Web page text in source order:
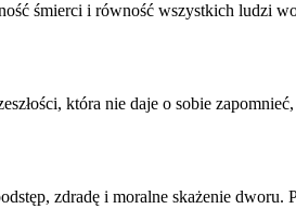
śmierci i równość wszystkich ludzi
która nie daje o sobie
zdradę i moralne skażenie dworu.